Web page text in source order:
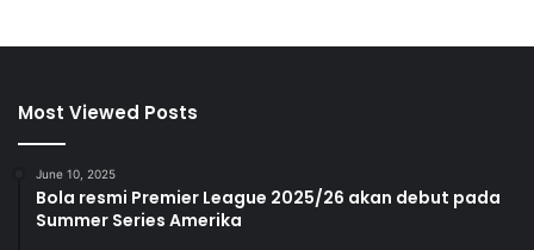
Most Viewed Posts
June 10, 2025
Bola resmi Premier League 2025/26 akan debut pada
Summer Series Amerika